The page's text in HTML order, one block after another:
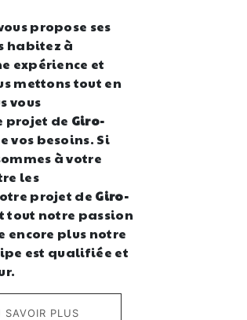
propose ses
habitez à
expérience et
mettons tout en
vous
projet de Giro-
vos besoins. Si
à votre
les
projet de Giro-
tout notre passion
encore plus notre
est qualifiée et
SAVOIR PLUS